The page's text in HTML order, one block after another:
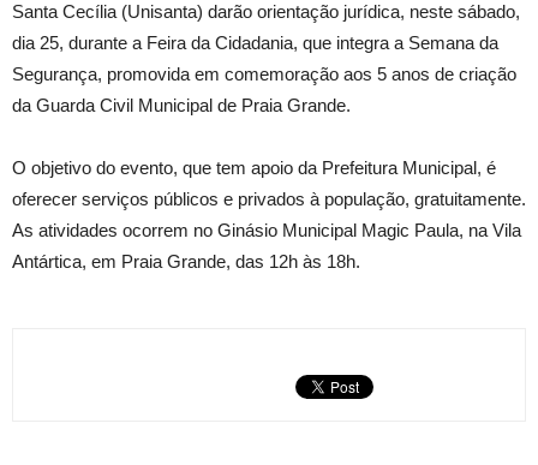
Santa Cecília (Unisanta) darão orientação jurídica, neste sábado,
dia 25, durante a Feira da Cidadania, que integra a Semana da
Segurança, promovida em comemoração aos 5 anos de criação
da Guarda Civil Municipal de Praia Grande.
O objetivo do evento, que tem apoio da Prefeitura Municipal, é
oferecer serviços públicos e privados à população, gratuitamente.
As atividades ocorrem no Ginásio Municipal Magic Paula, na Vila
Antártica, em Praia Grande, das 12h às 18h.